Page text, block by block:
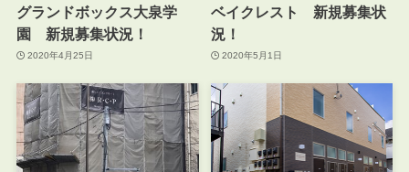
グランドボックス大泉学
園 新規募集状況！
2020年4月25日
ベイクレスト 新規募集状
況！
2020年5月1日